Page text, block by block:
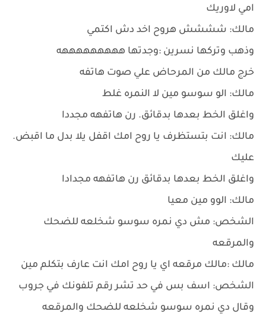
امي لاوريك
مالك: شششش هروح اخد دش اكتمي
وذهب وتركها نسرين :وجدتها هههههههههه
خرج مالك من المرحاض علي صوت هاتفه
مالك: الو سوسو مين لا النمره غلط
واغلق الخط بعدها بدقائق. رن هاتفهه مجددا
مالك: انت بتستظرف يا روح امك اقفل يلا بدل ما اقبض.
عليك
واغلق الخط بعدها بدقائق رن هاتفهه مجدادا
مالك: الوو مين معيا
الشخص: مش دي نمره سوسو شخلعه للضحك
والمرقعه
مالك :مالك مرقعه اي يا روح امك انت عارف بتكلم مين
الشخص: اسف بس في حد تشر رقم تلفونك في جروب
وقال دي نمره سوسو شخلعه للضحك والمرقعه